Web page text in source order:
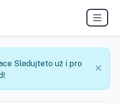
Sledujteto už i pro